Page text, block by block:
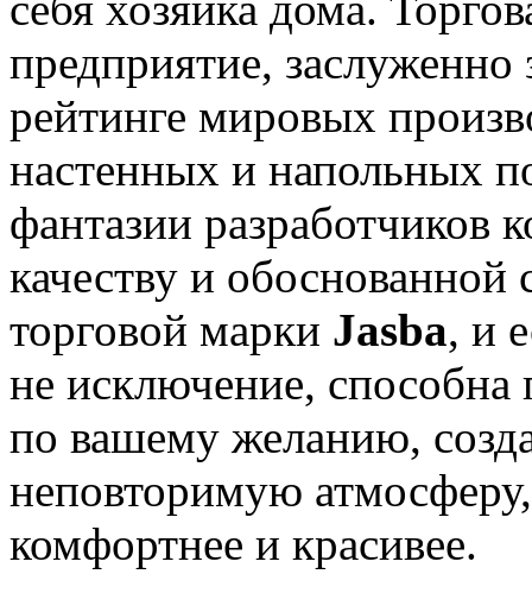
предприятие,
рейтинге мировых
настенных и напольных
фантазии разработчиков
качеству и
торговой марки Jasba, и
не исключение, способна
по вашему желанию,
неповторимую
комфортнее и красивее.